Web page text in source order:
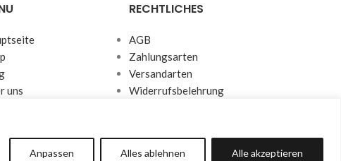
Anpassen Alles ablehnen Alle akzeptieren
uns
RECHTLICHES
AGB
Zahlungsarten
Versandarten
Widerrufsbelehrung